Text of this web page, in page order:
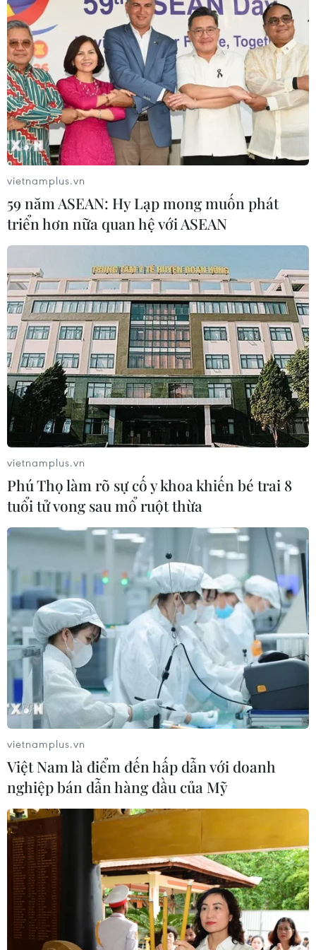
vietnamplus.vn
59 năm ASEAN: Hy Lạp mong muốn phát
triển hơn nữa quan hệ với ASEAN
vietnamplus.vn
Phú Thọ làm rõ sự cố y khoa khiến bé trai 8
tuổi tử vong sau mổ ruột thừa
vietnamplus.vn
Việt Nam là điểm đến hấp dẫn với doanh
nghiệp bán dẫn hàng đầu của Mỹ